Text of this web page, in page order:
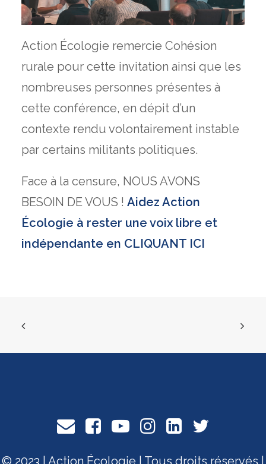
Action Écologie remercie Cohésion
rurale pour cette invitation ainsi que les
nombreuses personnes présentes à
cette conférence, en dépit d’un
contexte rendu volontairement instable
par certains militants politiques.
Face à la censure, NOUS AVONS
BESOIN DE VOUS ! Aidez Action
Écologie à rester une voix libre et
indépendante en CLIQUANT ICI
© 2023 | Action Écologie | Tous droits réservés |